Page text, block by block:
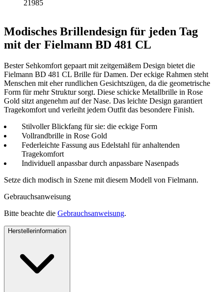
21985
Modisches Brillendesign für jeden Tag
mit der Fielmann BD 481 CL
Bester Sehkomfort gepaart mit zeitgemäßem Design bietet die
Fielmann BD 481 CL Brille für Damen. Der eckige Rahmen steht
Menschen mit eher rundlichen Gesichtszügen, da die geometrische
Form für mehr Struktur sorgt. Diese schicke Metallbrille in Rose
Gold sitzt angenehm auf der Nase. Das leichte Design garantiert
Tragekomfort und verleiht jedem Outfit das besondere Finish.
Stilvoller Blickfang für sie: die eckige Form
Vollrandbrille in Rose Gold
Federleichte Fassung aus Edelstahl für anhaltenden
Tragekomfort
Individuell anpassbar durch anpassbare Nasenpads
Setze dich modisch in Szene mit diesem Modell von Fielmann.
Gebrauchsanweisung
Bitte beachte die Gebrauchsanweisung.
Herstellerinformation